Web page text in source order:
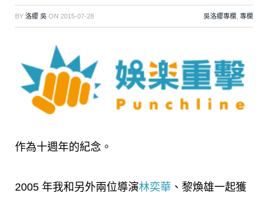
BY 洛纓 吳 ON 2015-07-28 吳洛纓專欄 專欄
作為十週年的紀念。
2005 年我和另外兩位導演林奕華 、黎煥雄一起獲